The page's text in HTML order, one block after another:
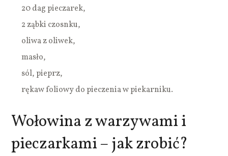
20 dag pieczarek,
2 ząbki czosnku,
oliwa z oliwek,
masło,
sól, pieprz,
rękaw foliowy do pieczenia w piekarniku.
Wołowina z warzywami i
pieczarkami – jak zrobić?